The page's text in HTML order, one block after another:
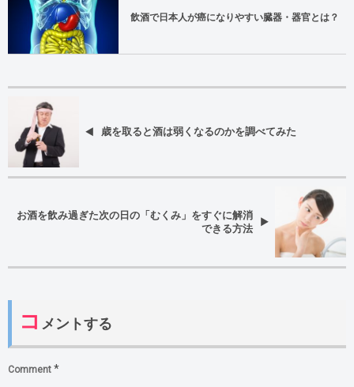
飲酒で日本人が癌になりやすい臓器・器官とは？
歳を取ると酒は弱くなるのかを調べてみた
お酒を飲み過ぎた次の日の「むくみ」をすぐに解消
できる方法
コ メントする
Comment *